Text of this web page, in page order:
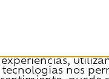
experiencias,
nos